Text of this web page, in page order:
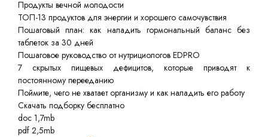
Продукты вечной молодости
ТОП-13 продуктов для энергии и хорошего самочувствия
Пошаговый план: как наладить гормональный баланс без
таблеток за 30 дней
Пошаговое руководство от нутрициологов EDPRO
7 скрытых пищевых дефицитов, которые приводят к
постоянному перееданию
Поймите, чего не хватает организму и как наладить его работу
Скачать подборку бесплатно
doc 1,7mb
pdf 2,5mb